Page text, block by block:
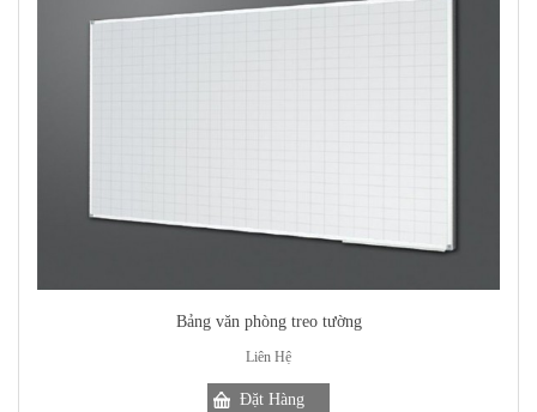
Bảng văn phòng treo tường
Liên Hệ